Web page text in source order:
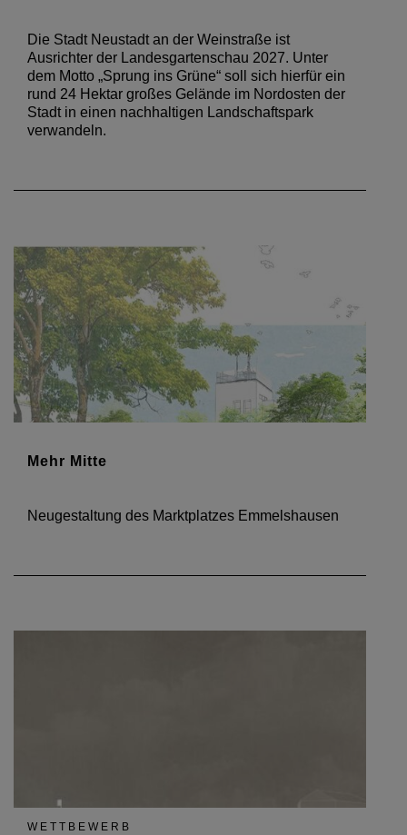
Die Stadt Neustadt an der Weinstraße ist
Ausrichter der Landesgartenschau 2027. Unter
dem Motto „Sprung ins Grüne“ soll sich hierfür ein
rund 24 Hektar großes Gelände im Nordosten der
Stadt in einen nachhaltigen Landschaftspark
verwandeln.
Mehr Mitte
Neugestaltung des Marktplatzes Emmelshausen
WETTBEWERB